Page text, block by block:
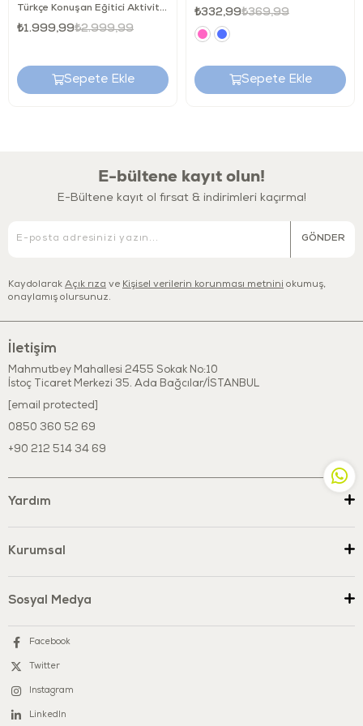
Türkçe Konuşan Eğitici Aktivite Masası
₺1.999,99₺2.999,99
Sepete Ekle
₺332,99₺369,99
Sepete Ekle
E-bültene kayıt olun!
E-Bültene kayıt ol fırsat & indirimleri kaçırma!
GÖNDER
Kaydolarak Açık rıza ve Kişisel verilerin korunması metnini okumuş,
onaylamış olursunuz.
İletişim
Mahmutbey Mahallesi 2455 Sokak No:10
İstoç Ticaret Merkezi 35. Ada Bağcılar/İSTANBUL
[email protected]
0850 360 52 69
+90 212 514 34 69
Yardım
Kurumsal
Sosyal Medya
Facebook
Twitter
Instagram
LinkedIn